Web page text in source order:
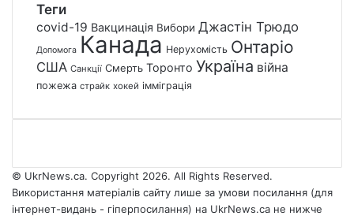
Теги
covid-19 Вакцинація Вибори Джастін Трюдо
Допомога Канада Нерухомість Онтаріо
США Санкції Смерть Торонто Україна війна
пожежа страйк хокей імміграція
© UkrNews.ca. Copyright 2026. All Rights Reserved.
Використання матеріалів сайту лише за умови посилання (для
інтернет-видань - гіперпосилання) на UkrNews.ca не нижче